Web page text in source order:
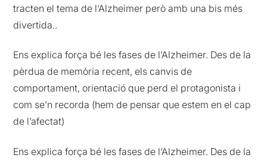
tracten el tema de l’Alzheimer però amb una bis més
divertida..
Ens explica força bé les fases de l’Alzheimer. Des de la
pèrdua de memòria recent, els canvis de
comportament, orientació que perd el protagonista i
com se’n recorda (hem de pensar que estem en el cap
de l’afectat)
Ens explica força bé les fases de l’Alzheimer. Des de la